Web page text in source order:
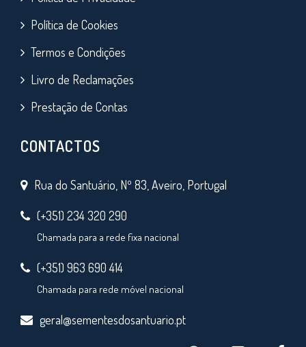
Política de Cookies
Termos e Condições
Livro de Reclamações
Prestação de Contas
CONTACTOS
Rua do Santuário, Nº 83, Aveiro, Portugal
(+351) 234 320 290
Chamada para a rede fixa nacional
(+351) 963 690 414
Chamada para rede móvel nacional
geral@sementesdosantuario.pt